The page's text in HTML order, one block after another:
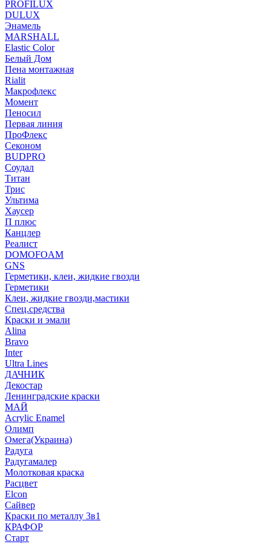
PROFILUX
DULUX
Энамель
MARSHALL
Elastic Color
Белый Дом
Пена монтажная
Rialit
Макрофлекс
Момент
Пеносил
Первая линия
ПроФлекс
Секоном
BUDPRO
Соудал
Титан
Трис
Ультима
Хаусер
П плюс
Канцлер
Реалист
DOMOFOAM
GNS
Герметики, клеи, жидкие гвозди
Герметики
Клеи, жидкие гвозди,мастики
Спец.средства
Краски и эмали
Alina
Bravo
Inter
Ultra Lines
ДАЧНИК
Декостар
Ленинградские краски
МАЙ
Acrylic Enamel
Олимп
Омега(Украина)
Радуга
Радугамалер
Молотковая краска
Расцвет
Elcon
Сайвер
Краски по металлу 3в1
КРАФОР
Старт